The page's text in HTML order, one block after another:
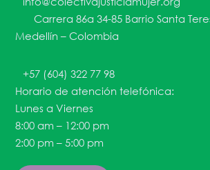
Carrera 86a 34-85 Barrio Santa
Medellín – Colombia
+57 (604) 322 77 98
Horario de atención telefónica:
Lunes a Viernes
8:00 am – 12:00 pm
2:00 pm – 5:00 pm